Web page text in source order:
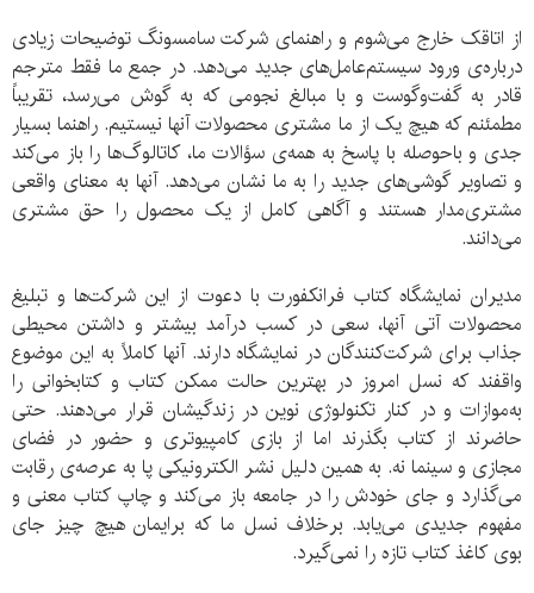
از اتاقک خارج می‌شوم و راهنمای شرکت سامسونگ توضیحات زیادی
درباره‌ی ورود سیستم‌عامل‌های جدید می‌دهد. در جمع ما فقط مترجم
قادر به گفت‌وگوست و با مبالغ نجومی که به گوش می‌رسد، تقریباً
مطمئنم که هیچ یک از ما مشتری محصولات آنها نیستیم. راهنما بسیار
جدی و باحوصله با پاسخ به همه‌ی سؤالات ما، کاتالوگ‌ها را باز می‌کند
و تصاویر گوشی‌های جدید را به ما نشان می‌دهد. آنها به معنای واقعی
مشتری‌مدار هستند و آگاهی کامل از یک محصول را حق مشتری
می‌دانند.
مدیران نمایشگاه کتاب فرانکفورت با دعوت از این شرکت‌ها و تبلیغ
محصولات آتی آنها، سعی در کسب درآمد بیشتر و داشتن محیطی
جذاب برای شرکت‌کنندگان در نمایشگاه دارند. آنها کاملاً به این موضوع
واقفند که نسل امروز در بهترین حالت ممکن کتاب و کتابخوانی را
به‌موازات و در کنار تکنولوژی نوین در زندگیشان قرار می‌دهند. حتی
حاضرند از کتاب بگذرند اما از بازی کامپیوتری و حضور در فضای
مجازی و سینما نه. به همین دلیل نشر الکترونیکی پا به عرصه‌ی رقابت
می‌گذارد و جای خودش را در جامعه باز می‌کند و چاپ کتاب معنی و
مفهوم جدیدی می‌یابد. برخلاف نسل ما که برایمان هیچ چیز جای
بوی کاغذ کتاب تازه را نمی‌‌گیرد.